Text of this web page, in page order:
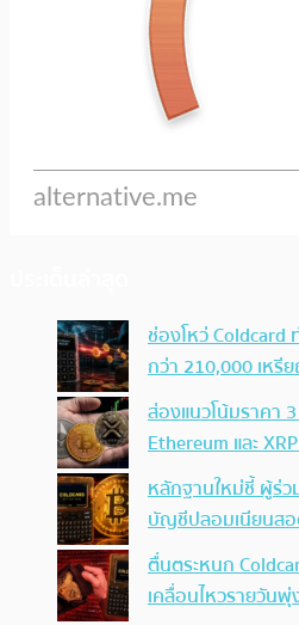
ช่องโหว่
กว่า 210,000 เหรี
ส่องแนวโน้มราคา
Ethereum และ
หลักฐานใหม่ชี้ ผู้ร่
บัญชีปลอมเนียนสอ
ตื่นตระหนก
เคลื่อนไหวรายวันพุ่